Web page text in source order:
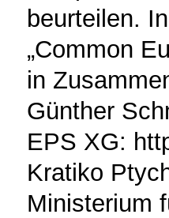
beurteilen.
„Common
in
Günther
EPS XG:
Kratiko
Ministerium